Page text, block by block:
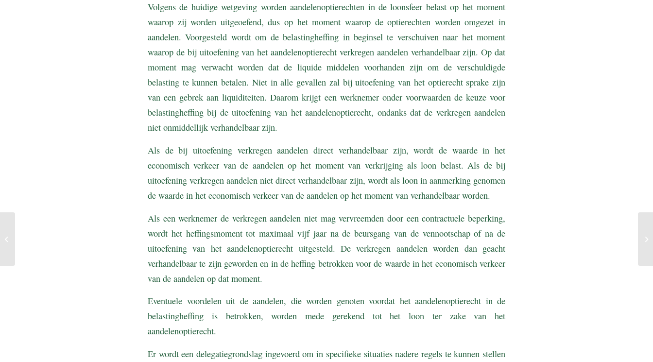
Volgens de huidige wetgeving worden aandelenoptierechten in de loonsfeer belast op het moment
waarop zij worden uitgeoefend, dus op het moment waarop de optierechten worden omgezet in
aandelen. Voorgesteld wordt om de belastingheffing in beginsel te verschuiven naar het moment
waarop de bij uitoefening van het aandelenoptierecht verkregen aandelen verhandelbaar zijn. Op dat
moment mag verwacht worden dat de liquide middelen voorhanden zijn om de verschuldigde
belasting te kunnen betalen. Niet in alle gevallen zal bij uitoefening van het optierecht sprake zijn
van een gebrek aan liquiditeiten. Daarom krijgt een werknemer onder voorwaarden de keuze voor
belastingheffing bij de uitoefening van het aandelenoptierecht, ondanks dat de verkregen aandelen
niet onmiddellijk verhandelbaar zijn.
Als de bij uitoefening verkregen aandelen direct verhandelbaar zijn, wordt de waarde in het
economisch verkeer van de aandelen op het moment van verkrijging als loon belast. Als de bij
uitoefening verkregen aandelen niet direct verhandelbaar zijn, wordt als loon in aanmerking genomen
de waarde in het economisch verkeer van de aandelen op het moment van verhandelbaar worden.
Als een werknemer de verkregen aandelen niet mag vervreemden door een contractuele beperking,
wordt het heffingsmoment tot maximaal vijf jaar na de beursgang van de vennootschap of na de
uitoefening van het aandelenoptierecht uitgesteld. De verkregen aandelen worden dan geacht
verhandelbaar te zijn geworden en in de heffing betrokken voor de waarde in het economisch verkeer
van de aandelen op dat moment.
Eventuele voordelen uit de aandelen, die worden genoten voordat het aandelenoptierecht in de
belastingheffing is betrokken, worden mede gerekend tot het loon ter zake van het
aandelenoptierecht.
Er wordt een delegatiegrondslag ingevoerd om in specifieke situaties nadere regels te kunnen stellen